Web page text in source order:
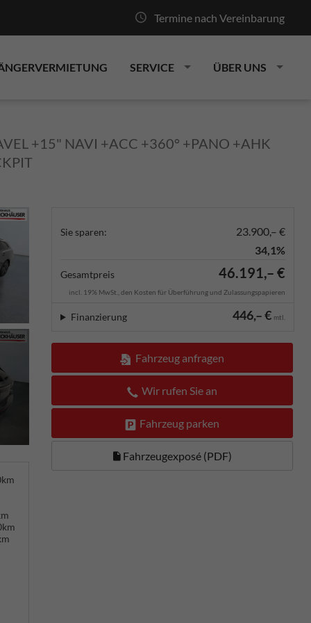
Termine nach Vereinbarung
SERVICE ÜBER UNS
+15" NAVI +ACC +360° +PANO +AHK
Sie sparen:
23.900,– €
34,1%
Gesamtpreis 46.191,– €
incl. 19% MwSt., den Kosten für Überführung und Zulassungspapieren
446,– € mtl.
Finanzierung
Fahrzeug anfragen
Wir rufen Sie an
Fahrzeug parken
Fahrzeugexposé (PDF)